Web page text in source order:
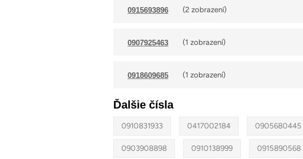
0915693896 (2 zobrazení)
0907925463 (1 zobrazení)
0918609685 (1 zobrazení)
Ďalšie čísla
0910831933 0417002184 0905680445
0903908898 0910138999 0915890568